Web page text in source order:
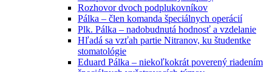
Rozhovor dvoch podplukovníkov
Pálka – člen komanda špeciálnych operácií
Plk. Pálka – nadobudnutá hodnosť a vzdelanie
Hľadá sa vzťah partie Nitranov, ku študentke
stomatológie
Eduard Pálka – niekoľkokrát poverený riadením